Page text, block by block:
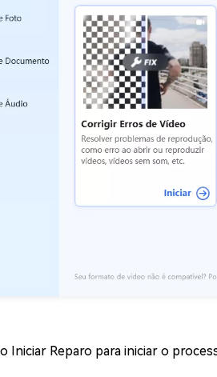
Iniciar Reparo para iniciar o